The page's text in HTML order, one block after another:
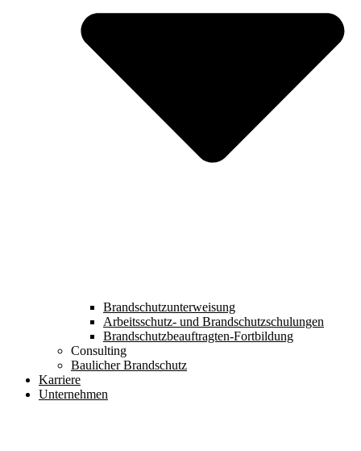
Brandschutzunterweisung
Arbeitsschutz- und Brandschutzschulungen
Brandschutzbeauftragten-Fortbildung
Consulting
Baulicher Brandschutz
Karriere
Unternehmen